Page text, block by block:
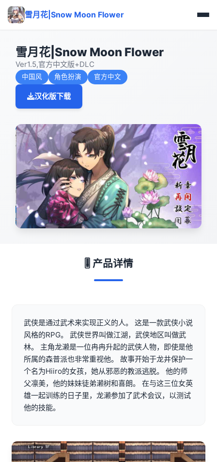
雪月花|Snow Moon Flower
雪月花|Snow Moon Flower
Ver1.5,官方中文版+DLC
中国风 角色扮演 官方中文
汉化版下载
🎚️ 产品详情
武侠是通过武术来实现正义的人。 这是一款武侠小说
风格的RPG。 武侠世界叫做江湖，武侠地区叫做武
林。 主角龙濑是一位冉冉升起的武侠人物，即使是他
所属的森普派也非常重视他。 故事开始于龙井保护一
个名为Hiiro的女孩，她从邪恶的教派逃脱。 他的师
父凛美，他的妹妹徒弟濑树和喜朗。 在与这三位女英
雄一起训练的日子里，龙濑参加了武术会议，以测试
他的技能。